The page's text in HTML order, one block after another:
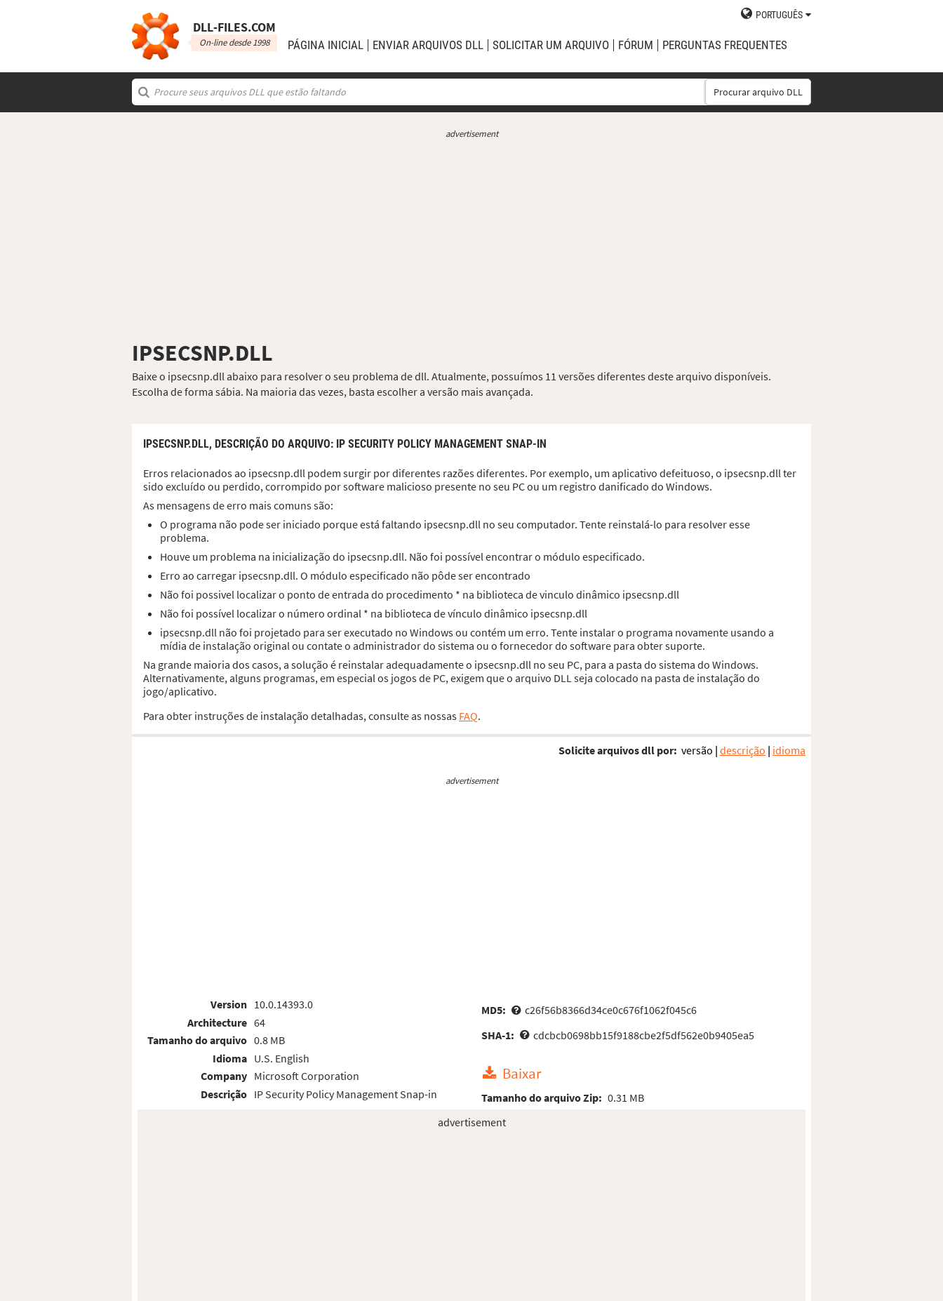
DLL‑FILES.COM
On-line desde 1998
PORTUGUÊS
PÁGINA INICIAL ENVIAR ARQUIVOS DLL SOLICITAR UM ARQUIVO FÓRUM PERGUNTAS FREQUENTES
Procurar arquivo DLL
advertisement
IPSECSNP.DLL
Baixe o ipsecsnp.dll abaixo para resolver o seu problema de dll. Atualmente, possuímos 11 versões diferentes deste arquivo disponíveis.
Escolha de forma sábia. Na maioria das vezes, basta escolher a versão mais avançada.
IPSECSNP.DLL, DESCRIÇÃO DO ARQUIVO: IP SECURITY POLICY MANAGEMENT SNAP-IN
Erros relacionados ao ipsecsnp.dll podem surgir por diferentes razões diferentes. Por exemplo, um aplicativo defeituoso, o ipsecsnp.dll ter
sido excluído ou perdido, corrompido por software malicioso presente no seu PC ou um registro danificado do Windows.
As mensagens de erro mais comuns são:
O programa não pode ser iniciado porque está faltando ipsecsnp.dll no seu computador. Tente reinstalá-lo para resolver esse
problema.
Houve um problema na inicialização do ipsecsnp.dll. Não foi possível encontrar o módulo especificado.
Erro ao carregar ipsecsnp.dll. O módulo especificado não pôde ser encontrado
Não foi possivel localizar o ponto de entrada do procedimento * na biblioteca de vinculo dinâmico ipsecsnp.dll
Não foi possível localizar o número ordinal * na biblioteca de vínculo dinâmico ipsecsnp.dll
ipsecsnp.dll não foi projetado para ser executado no Windows ou contém um erro. Tente instalar o programa novamente usando a
mídia de instalação original ou contate o administrador do sistema ou o fornecedor do software para obter suporte.
Na grande maioria dos casos, a solução é reinstalar adequadamente o ipsecsnp.dll no seu PC, para a pasta do sistema do Windows.
Alternativamente, alguns programas, em especial os jogos de PC, exigem que o arquivo DLL seja colocado na pasta de instalação do
jogo/aplicativo.
Para obter instruções de instalação detalhadas, consulte as nossas FAQ.
Solicite arquivos dll por: versão | descrição | idioma
advertisement
Version
Architecture
Tamanho do arquivo
Idioma
Company
Descrição
10.0.14393.0
64
0.8 MB
U.S. English
Microsoft Corporation
IP Security Policy Management Snap-in
MD5:
c26f56b8366d34ce0c676f1062f045c6
SHA-1:
cdcbcb0698bb15f9188cbe2f5df562e0b9405ea5
Baixar
Tamanho do arquivo Zip: 0.31 MB
advertisement